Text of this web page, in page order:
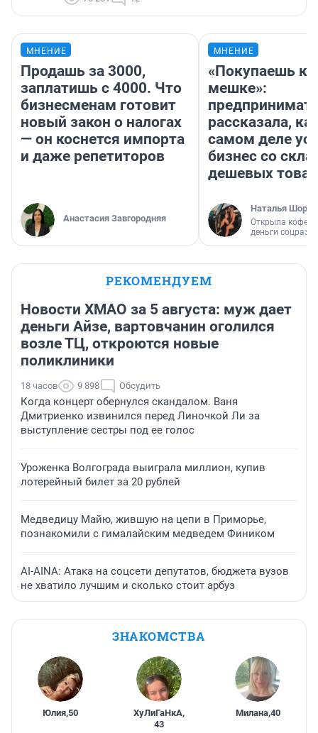
МНЕНИЕ
Продашь за 3000,
заплатишь с 4000. Что
бизнесменам готовит
новый закон о налогах
— он коснется импорта
и даже репетиторов
Анастасия Завгородняя
МНЕНИЕ
«Покупаешь
мешке»:
рассказала,
самом деле
бизнес со
дешевых
Наталья
Открыла
деньги
РЕКОМЕНДУЕМ
Новости ХМАО за 5 августа: муж дает
деньги Айзе, вартовчанин оголился
возле ТЦ, откроются новые
поликлиники
18 часов 9 898 Обсудить
Когда концерт обернулся скандалом. Ваня
Дмитриенко извинился перед Линочкой Ли за
выступление сестры под ее голос
Уроженка Волгограда выиграла миллион, купив
лотерейный билет за 20 рублей
Медведицу Майю, жившую на цепи в Приморье,
познакомили с гималайским медведем Фиником
AI-AINA: Атака на соцсети депутатов, бюджета вузов
не хватило лучшим и сколько стоит арбуз
ЗНАКОМСТВА
Юлия,50 ХуЛиГаНкА,
43
Милана,40